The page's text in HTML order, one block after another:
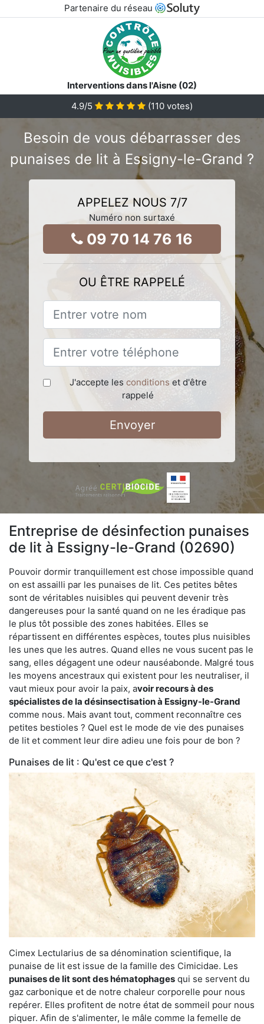
Partenaire du réseau
Interventions dans l'Aisne (02)
4.9/5 (110 votes)
Besoin de vous débarrasser des
punaises de lit à Essigny-le-Grand ?
APPELEZ NOUS 7/7
Numéro non surtaxé
09 70 14 76 16
OU ÊTRE RAPPELÉ
J'accepte les conditions et d'être
rappelé
Envoyer
Entreprise de désinfection punaises
de lit à Essigny-le-Grand (02690)
Pouvoir dormir tranquillement est chose impossible quand
on est assailli par les punaises de lit. Ces petites bêtes
sont de véritables nuisibles qui peuvent devenir très
dangereuses pour la santé quand on ne les éradique pas
le plus tôt possible des zones habitées. Elles se
répartissent en différentes espèces, toutes plus nuisibles
les unes que les autres. Quand elles ne vous sucent pas le
sang, elles dégagent une odeur nauséabonde. Malgré tous
les moyens ancestraux qui existent pour les neutraliser, il
vaut mieux pour avoir la paix, avoir recours à des
spécialistes de la désinsectisation à Essigny-le-Grand
comme nous. Mais avant tout, comment reconnaître ces
petites bestioles ? Quel est le mode de vie des punaises
de lit et comment leur dire adieu une fois pour de bon ?
Punaises de lit : Qu'est ce que c'est ?
Cimex Lectularius de sa dénomination scientifique, la
punaise de lit est issue de la famille des Cimicidae. Les
punaises de lit sont des hématophages qui se servent du
gaz carbonique et de notre chaleur corporelle pour nous
repérer. Elles profitent de notre état de sommeil pour nous
piquer. Afin de s'alimenter, le mâle comme la femelle de